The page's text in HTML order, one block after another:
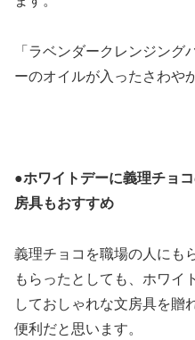
「ラベンダークレンジン
ーのオイルが入ったさわや
●ホワイトデーに義理チョ
房具もおすすめ
義理チョコを職場の人にも
もらったとしても、ホワイ
しておしゃれな文房具を贈
便利だと思います。